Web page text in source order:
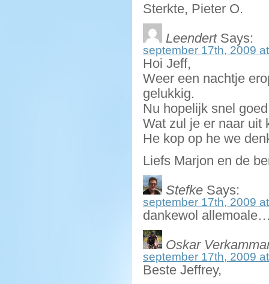
Sterkte, Pieter O.
LeendertSays:
september 17th, 2009
Hoi Jeff,
Weer een nachtje
gelukkig.
Nu hopelijk snel
Wat zul je er naar uit
He kop op he we
Liefs Marjon en de
Stefke Says:
september 17th, 2009
dankewol
Oskar
september 17th, 2009
Beste Jeffrey,